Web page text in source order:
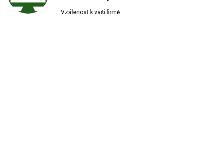
Vzálenost k vaší firmě